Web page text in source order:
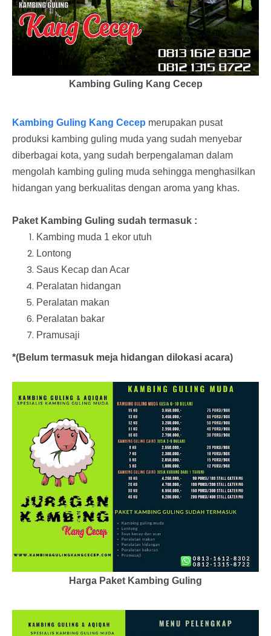
Kambing Guling Kang Cecep
Kambing Guling Kang Cecep merupakan pusat
produksi kambing guling muda yang sudah menyebar
diberbagai kota, yang sudah berpengalaman dalam
mengolah kambing guling muda sehingga menghasilkan
hidangan yang berkualitas dengan aroma yang khas.
Paket Kambing Guling sudah termasuk :
Kambing muda 1 ekor utuh
Lontong
Saus Kecap dan Acar
Peralatan hidangan
Peralatan makan
Peralatan bakar
Pramusaji
*(Belum termasuk meja hidangan dilokasi acara)
Harga Paket Kambing Guling